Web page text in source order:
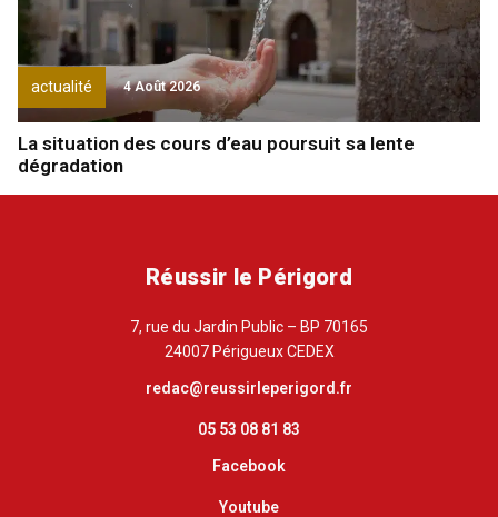
actualité 4 Août 2026
La situation des cours d’eau poursuit sa lente
dégradation
Réussir le Périgord
7, rue du Jardin Public – BP 70165
24007 Périgueux CEDEX
redac@reussirleperigord.fr
05 53 08 81 83
Facebook
Youtube